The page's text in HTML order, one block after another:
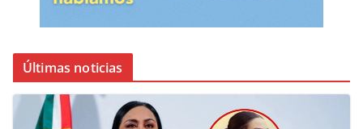
Últimas noticias